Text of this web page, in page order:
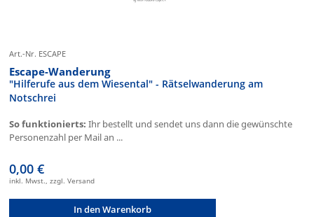
Art.-Nr. ESCAPE
Escape-Wanderung
"Hilferufe aus dem Wiesental" - Rätselwanderung am
Notschrei
So funktionierts: Ihr bestellt und sendet uns dann die gewünschte
Personenzahl per Mail an ...
0,00 €
inkl. Mwst., zzgl. Versand
In den Warenkorb